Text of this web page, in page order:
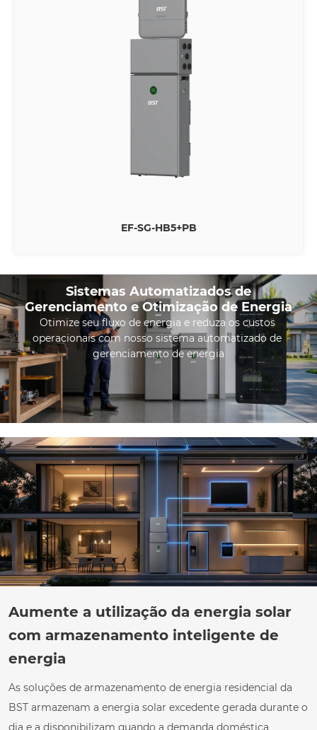
EF-SG-HB5+PB
Sistemas Automatizados de
Gerenciamento e Otimização de Energia
Otimize seu fluxo de energia e reduza os custos
operacionais com nosso sistema automatizado de
gerenciamento de energia
Aumente a utilização da energia solar
com armazenamento inteligente de
energia
As soluções de armazenamento de energia residencial da
BST armazenam a energia solar excedente gerada durante o
dia e a disponibilizam quando a demanda doméstica